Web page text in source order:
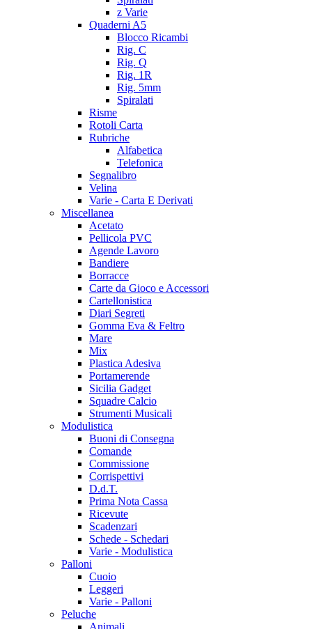
z Varie
Quaderni A5
Blocco Ricambi
Rig. C
Rig. Q
Rig. 1R
Rig. 5mm
Spiralati
Risme
Rotoli Carta
Rubriche
Alfabetica
Telefonica
Segnalibro
Velina
Varie - Carta E Derivati
Miscellanea
Acetato
Pellicola PVC
Agende Lavoro
Bandiere
Borracce
Carte da Gioco e Accessori
Cartellonistica
Diari Segreti
Gomma Eva & Feltro
Mare
Mix
Plastica Adesiva
Portamerende
Sicilia Gadget
Squadre Calcio
Strumenti Musicali
Modulistica
Buoni di Consegna
Comande
Commissione
Corrispettivi
D.d.T.
Prima Nota Cassa
Ricevute
Scadenzari
Schede - Schedari
Varie - Modulistica
Palloni
Cuoio
Leggeri
Varie - Palloni
Peluche
Animali